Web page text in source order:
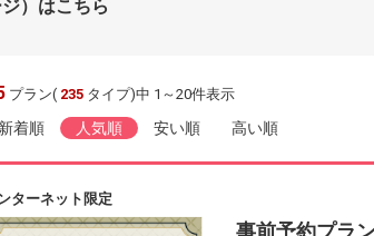
）はこちら
プラン( 235 タイプ)中 1～20件表示
着順 人気順 安い順 高い順
ターネット限定
事前予約プラ